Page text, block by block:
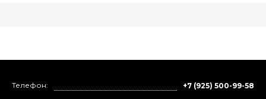
Телефон: +7 (925) 500-99-58